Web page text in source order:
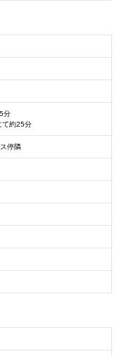
分
て約25分
停隣